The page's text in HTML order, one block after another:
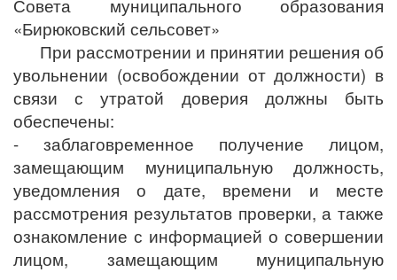
Совета муниципального образования
«Бирюковский сельсовет»
При рассмотрении и принятии решения об
увольнении (освобождении от должности) в
связи с утратой доверия должны быть
обеспечены:
- заблаговременное получение лицом,
замещающим муниципальную должность,
уведомления о дате, времени и месте
рассмотрения результатов проверки, а также
ознакомление с информацией о совершении
лицом, замещающим муниципальную